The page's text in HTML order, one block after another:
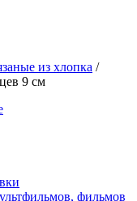
из хлопка /
9 см
фильмов